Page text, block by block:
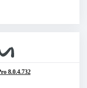
8.0.4.732